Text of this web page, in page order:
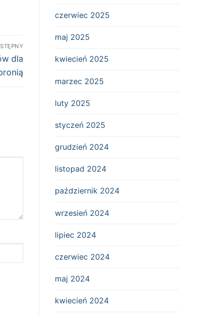
dla
czerwiec 2025
maj 2025
kwiecień 2025
marzec 2025
luty 2025
styczeń 2025
grudzień 2024
listopad 2024
październik 2024
wrzesień 2024
lipiec 2024
czerwiec 2024
maj 2024
kwiecień 2024